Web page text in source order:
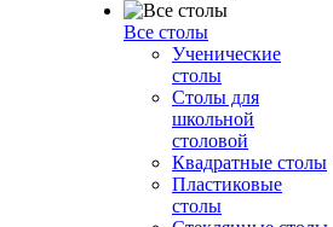
Все столы
Ученические
столы
Столы для
школьной
столовой
Квадратные столы
Пластиковые
столы